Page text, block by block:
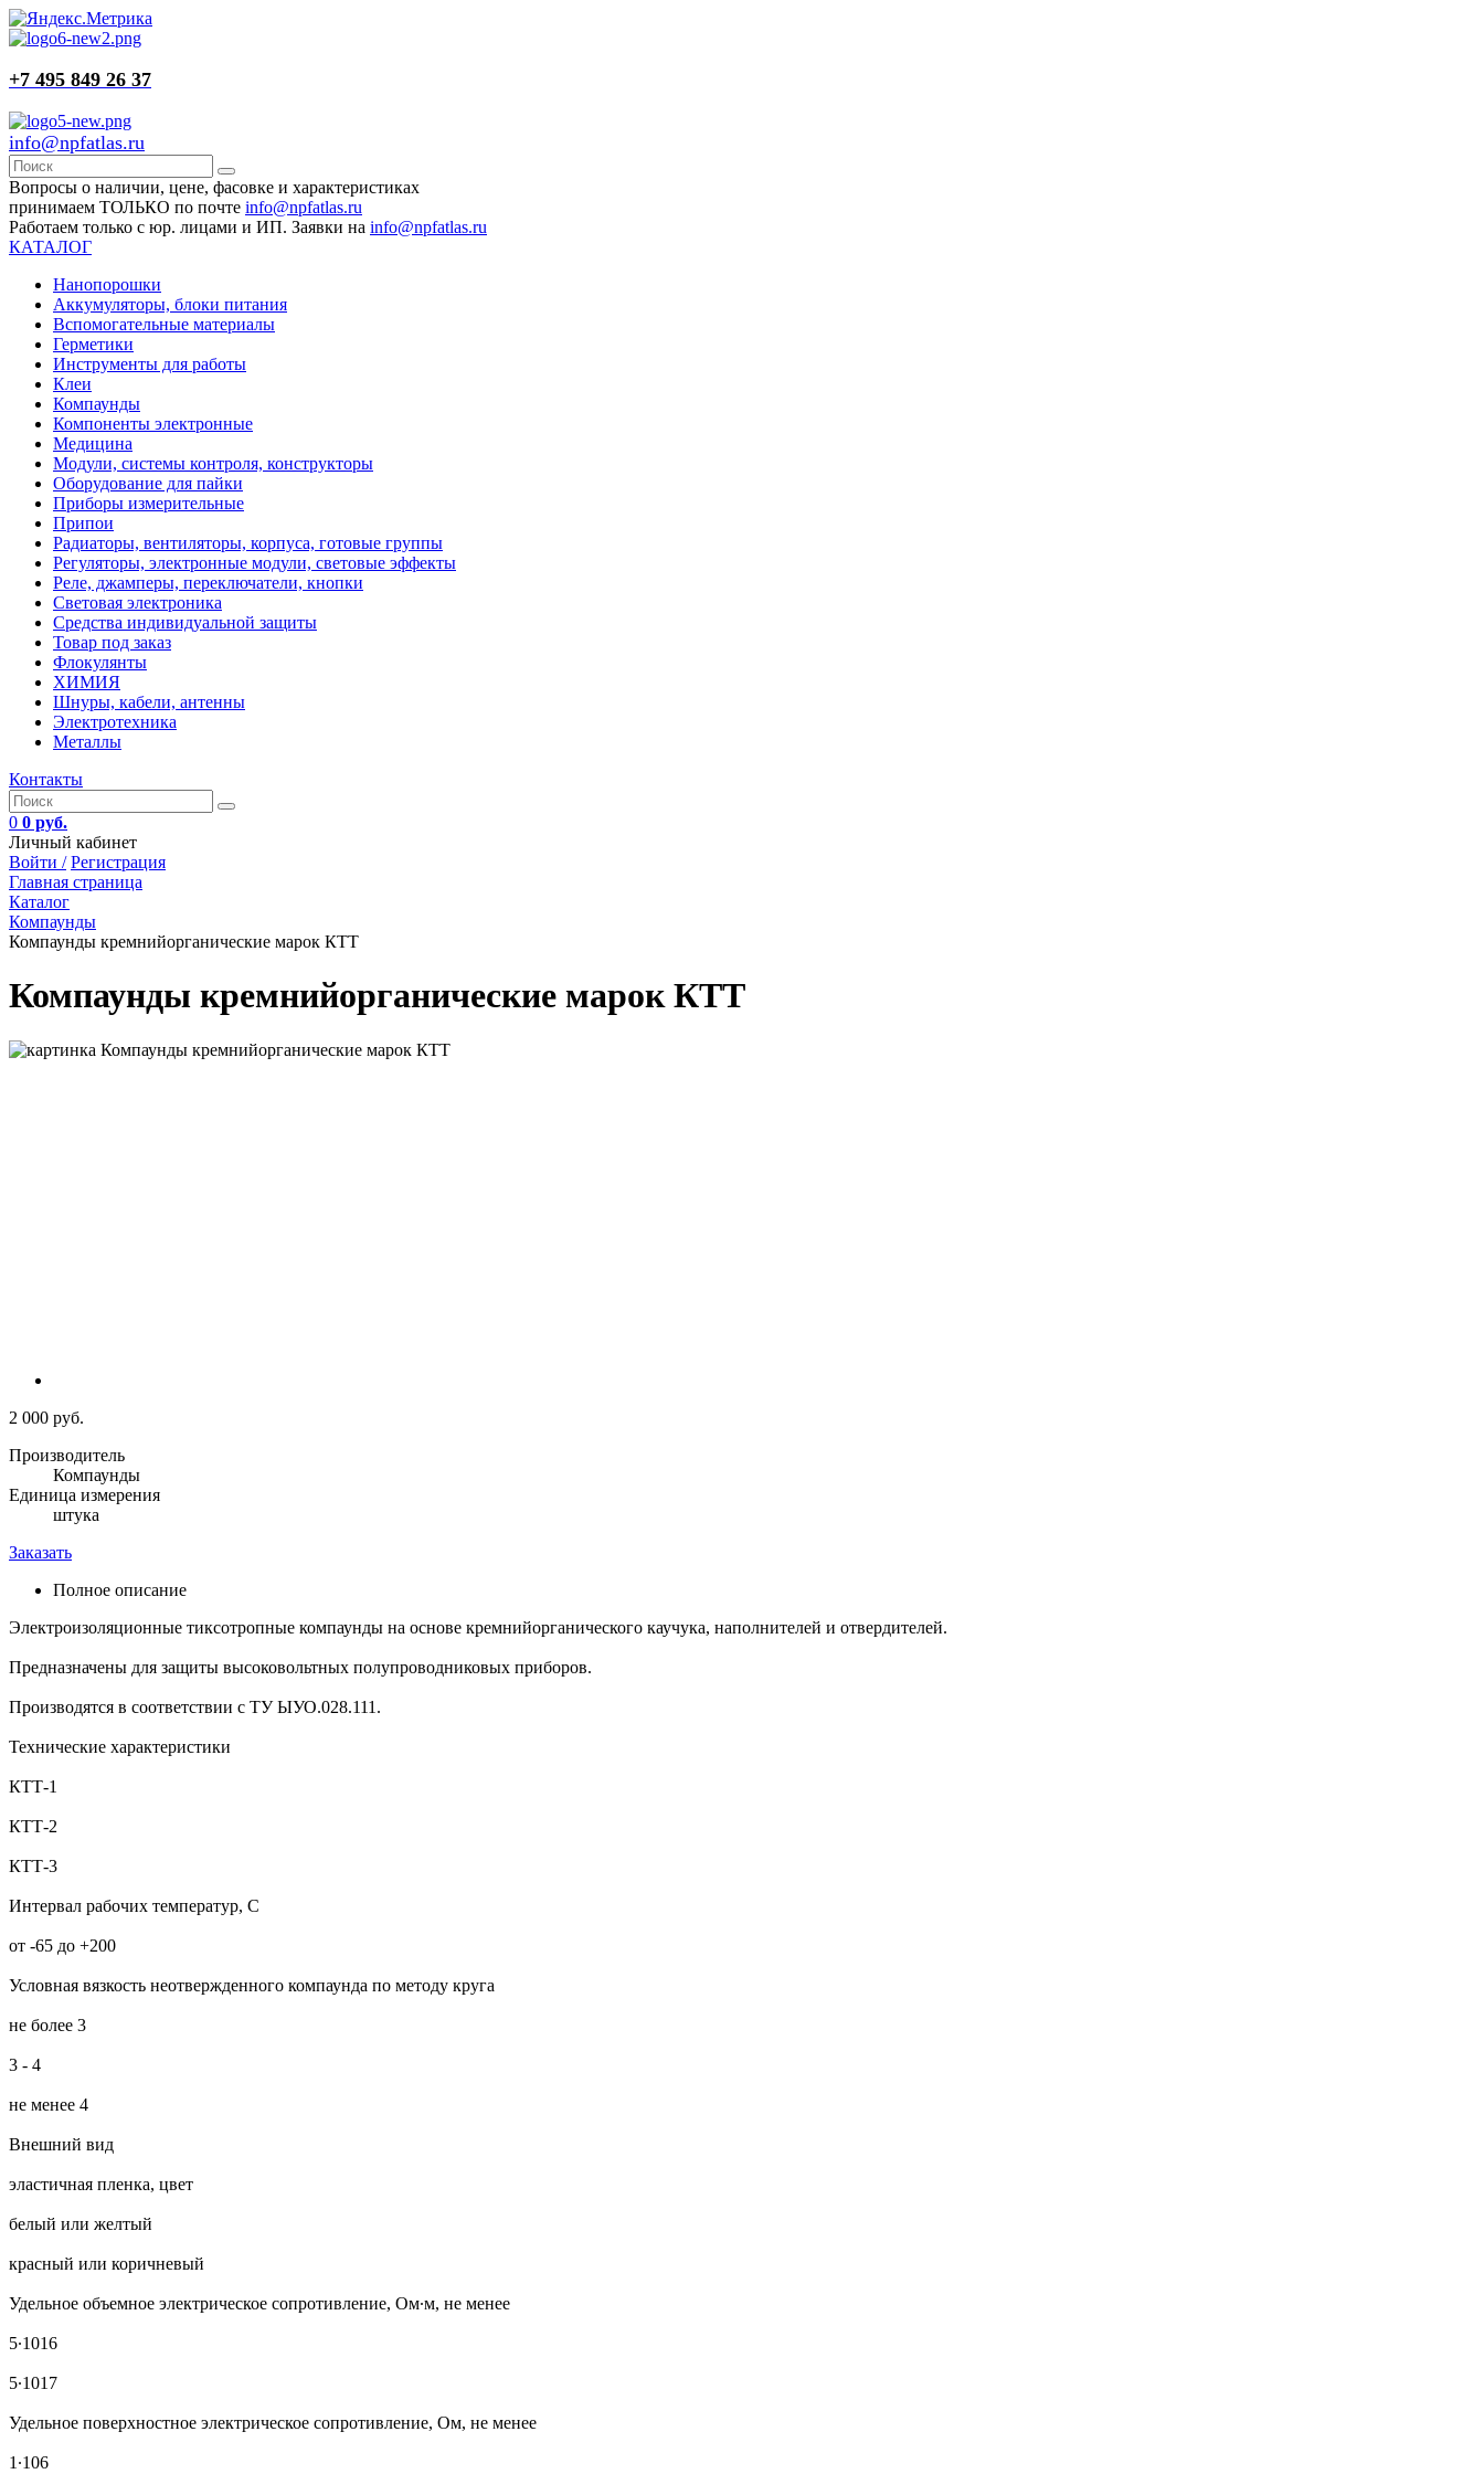
+7 495 849 26 37
info@npfatlas.ru
Вопросы о наличии, цене, фасовке и характеристиках
принимаем ТОЛЬКО по почте info@npfatlas.ru
Работаем только с юр. лицами и ИП. Заявки на info@npfatlas.ru
КАТАЛОГ
Нанопорошки
Аккумуляторы, блоки питания
Вспомогательные материалы
Герметики
Инструменты для работы
Клеи
Компаунды
Компоненты электронные
Медицина
Модули, системы контроля, конструкторы
Оборудование для пайки
Приборы измерительные
Припои
Радиаторы, вентиляторы, корпуса, готовые группы
Регуляторы, электронные модули, световые эффекты
Реле, джамперы, переключатели, кнопки
Световая электроника
Средства индивидуальной защиты
Товар под заказ
Флокулянты
ХИМИЯ
Шнуры, кабели, антенны
Электротехника
Металлы
Контакты
0 0 руб.
Личный кабинет
Войти / Регистрация
Главная страница
Каталог
Компаунды
Компаунды кремнийорганические марок КТТ
Компаунды кремнийорганические марок КТТ
2 000 руб.
Производитель
Компаунды
Единица измерения
штука
Заказать
Полное описание
Электроизоляционные тиксотропные компаунды на основе кремнийорганического каучука, наполнителей и отвердителей.
Предназначены для защиты высоковольтных полупроводниковых приборов.
Производятся в соответствии с ТУ ЫУО.028.111.
Технические характеристики
КТТ-1
КТТ-2
КТТ-3
Интервал рабочих температур, С
от -65 до +200
Условная вязкость неотвержденного компаунда по методу круга
не более 3
3 - 4
не менее 4
Внешний вид
эластичная пленка, цвет
белый или желтый
красный или коричневый
Удельное объемное электрическое сопротивление, Ом∙м, не менее
5∙1016
5∙1017
Удельное поверхностное электрическое сопротивление, Ом, не менее
1∙106